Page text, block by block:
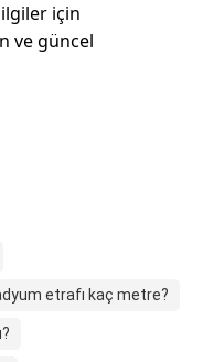
için
ve güncel
etrafı kaç metre?